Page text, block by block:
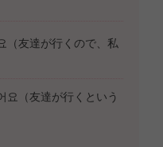
（友達が行くので、私
요（友達が行くという